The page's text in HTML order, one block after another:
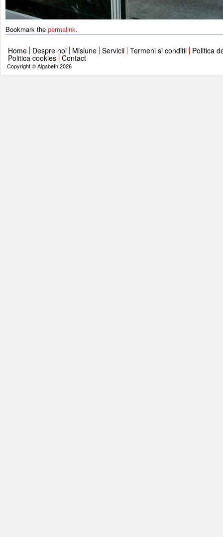
Bookmark the permalink.
Home Despre noi Misiune Servicii Termeni si conditii Politica
Politica cookies Contact
Copyright © Algabeth 2026